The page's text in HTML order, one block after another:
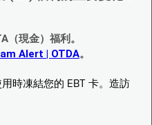
（現金）福利。
Alert | OTDA。
時凍結您的 EBT 卡。造訪